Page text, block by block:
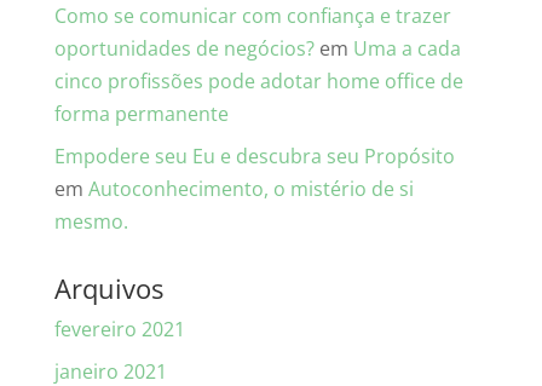
Como se comunicar com confiança e trazer
oportunidades de negócios?em Uma a cada
cinco profissões pode adotar home office de
forma permanente
Empodere seu Eu e descubra seu Propósito
em Autoconhecimento, o mistério de si
mesmo.
Arquivos
fevereiro 2021
janeiro 2021